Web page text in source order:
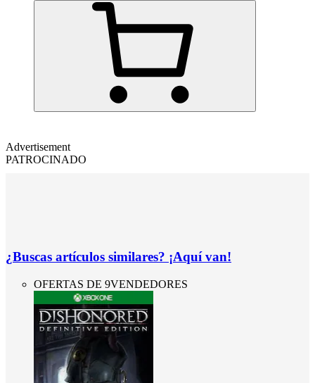
Advertisement
PATROCINADO
¿Buscas artículos similares? ¡Aquí van!
OFERTAS DE 9VENDEDORES